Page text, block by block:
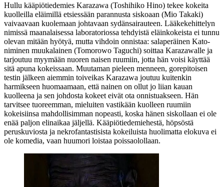
Hullu kääpiötiedemies Karazawa (Toshihiko Hino) tekee kokeita
kuolleilla eläimillä etsiessään parannusta siskoaan (Mio Takaki)
vaivaavaan kuolemaan johtavaan sydänsairauteen. Lääkekehittelyn
nimissä maanalaisessa laboratoriossa tehdyistä eläinkokeista ei tunnu
olevan mitään hyötyä, mutta vihdoin onnistaa: salaperäinen Kato-
niminen muukalainen (Tomorowo Taguchi) soittaa Karazawalle ja
tarjoutuu myymään nuoren naisen ruumiin, jotta hän voisi käyttää
sitä apuna kokeissaan. Muutaman pieleen menneen, gorepitoisen
testin jälkeen aiemmin toiveikas Karazawa joutuu kuitenkin
harmikseen huomaamaan, että nainen on ollut jo liian kauan
kuolleena ja sen johdosta kokeet eivät ota onnistuakseen. Hän
tarvitsee tuoreemman, mieluiten vastikään kuolleen ruumiin
kokeisiinsa mahdollisimman nopeasti, koska hänen siskollaan ei ole
enää paljon elinaikaa jäljellä. Kääpiötiedemiehestä, höpsöstä
peruskuviosta ja nekrofantastisista kokeiluista huolimatta elokuva ei
ole komedia, vaan huumori loistaa poissaolollaan.